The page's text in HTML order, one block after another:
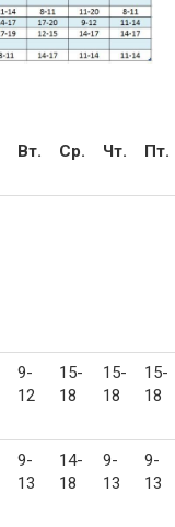
Вт. Ср. Чт. Пт.
9-
12
15-
18
15-
18
15-
18
9-
13
14-
18
9-
13
9-
13